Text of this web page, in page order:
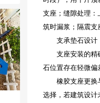
支座；缝隙处理
筑时漏浆；隔震支
支承垫石设计
支座安装的精
石位置存在轻微偏
橡胶支座更换
选择，若建筑设计